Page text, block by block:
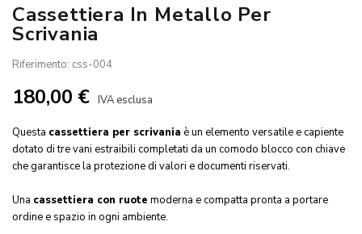
Cassettiera In Metallo Per
Scrivania
Riferimento: css-004
180,00 € IVA esclusa
Questa cassettiera per scrivania è un elemento versatile e capiente
dotato di tre vani estraibili completati da un comodo blocco con chiave
che garantisce la protezione di valori e documenti riservati.
Una cassettiera con ruote moderna e compatta pronta a portare
ordine e spazio in ogni ambiente.